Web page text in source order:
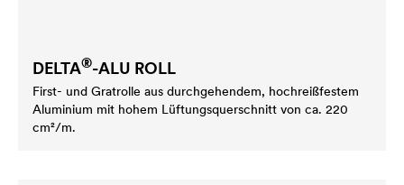
DELTA®-ALU ROLL
First- und Gratrolle aus durchgehendem, hochreißfestem
Aluminium mit hohem Lüftungsquerschnitt von ca. 220
cm²/m.